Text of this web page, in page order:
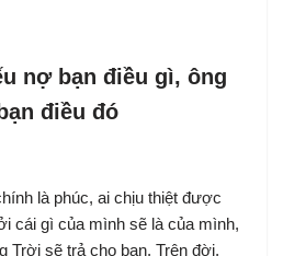
nợ bạn điều gì, ông
điều đó
là phúc, ai chịu thiệt được
cái gì của mình sẽ là của mình,
Trời sẽ trả cho bạn. Trên đời,